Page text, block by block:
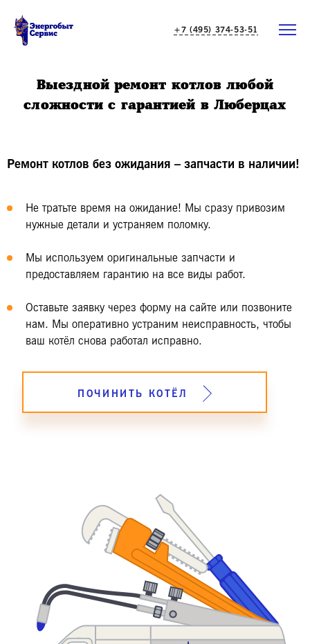
+7 (495) 374-53-51
Выездной ремонт котлов любой
сложности с гарантией в Люберцах
Ремонт котлов без ожидания – запчасти в наличии!
Не тратьте время на ожидание! Мы сразу привозим
нужные детали и устраняем поломку.
Мы используем оригинальные запчасти и
предоставляем гарантию на все виды работ.
Оставьте заявку через форму на сайте или позвоните
нам. Мы оперативно устраним неисправность, чтобы
ваш котёл снова работал исправно.
ПОЧИНИТЬ КОТЁЛ